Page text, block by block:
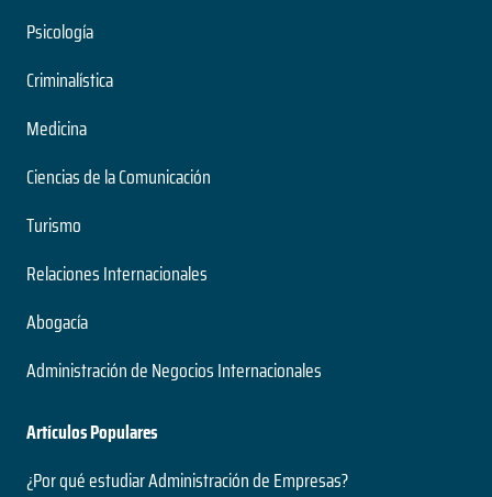
Psicología
Criminalística
Medicina
Ciencias de la Comunicación
Turismo
Relaciones Internacionales
Abogacía
Administración de Negocios Internacionales
Artículos Populares
¿Por qué estudiar Administración de Empresas?